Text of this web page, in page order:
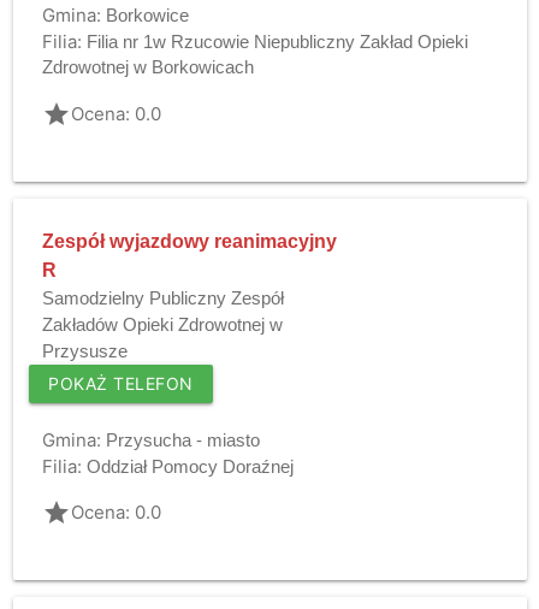
Gmina: Borkowice
Filia: Filia nr 1w Rzucowie Niepubliczny Zakład Opieki
Zdrowotnej w Borkowicach
gradeOcena: 0.0
Zespół wyjazdowy reanimacyjny
R
Samodzielny Publiczny Zespół
Zakładów Opieki Zdrowotnej w
Przysusze
POKAŻ TELEFON
Gmina: Przysucha - miasto
Filia: Oddział Pomocy Doraźnej
gradeOcena: 0.0